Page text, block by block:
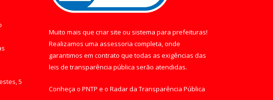
5
Muito mais que criar site ou sistema para prefeituras!
Realizamos uma assessoria completa, onde
garantimos em contrato que todas as exigências das
leis de transparência pública serão atendidas.
Conheça o PNTP e o Radar da Transparência Pública